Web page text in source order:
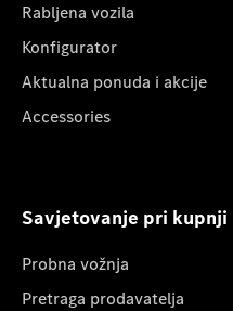
Rabljena vozila
Konfigurator
Aktualna ponuda i akcije
Accessories
Savjetovanje pri kupnji
Probna vožnja
Pretraga prodavatelja